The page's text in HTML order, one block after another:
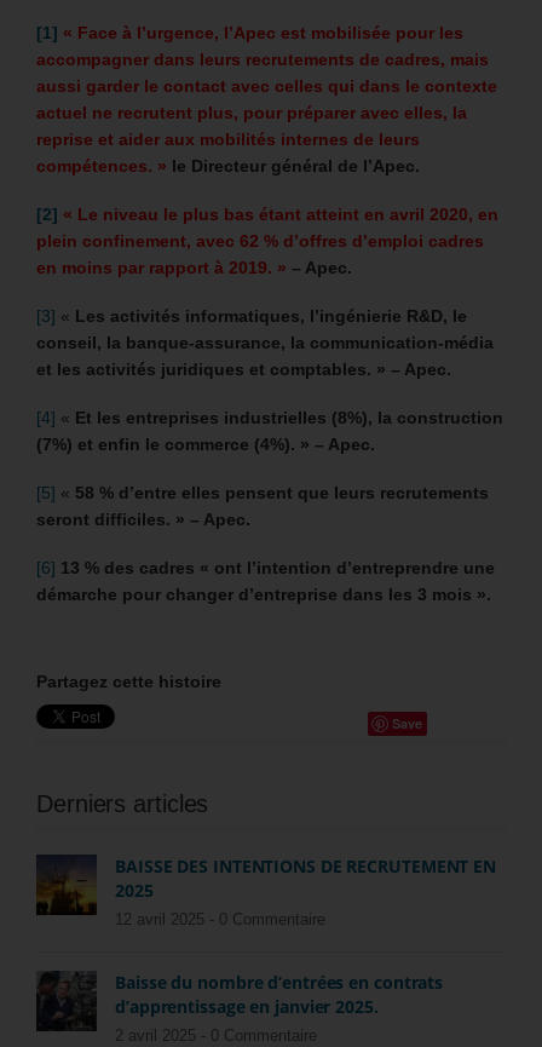
[1] « Face à l’urgence, l’Apec est mobilisée pour les
accompagner dans leurs recrutements de cadres, mais
aussi garder le contact avec celles qui dans le contexte
actuel ne recrutent plus, pour préparer avec elles, la
reprise et aider aux mobilités internes de leurs
compétences. » le Directeur général de l’Apec.
[2] « Le niveau le plus bas étant atteint en avril 2020, en
plein confinement, avec 62 % d’offres d’emploi cadres
en moins par rapport à 2019. » – Apec.
[3] « Les activités informatiques, l’ingénierie R&D, le
conseil, la banque-assurance, la communication-média
et les activités juridiques et comptables. » – Apec.
[4] « Et les entreprises industrielles (8%), la construction
(7%) et enfin le commerce (4%). » – Apec.
[5] « 58 % d’entre elles pensent que leurs recrutements
seront difficiles. » – Apec.
[6] 13 % des cadres « ont l’intention d’entreprendre une
démarche pour changer d’entreprise dans les 3 mois ».
Partagez cette histoire
Save
Derniers articles
BAISSE DES INTENTIONS DE RECRUTEMENT EN
2025
12 avril 2025 - 0 Commentaire
Baisse du nombre d’entrées en contrats
d’apprentissage en janvier 2025.
2 avril 2025 - 0 Commentaire